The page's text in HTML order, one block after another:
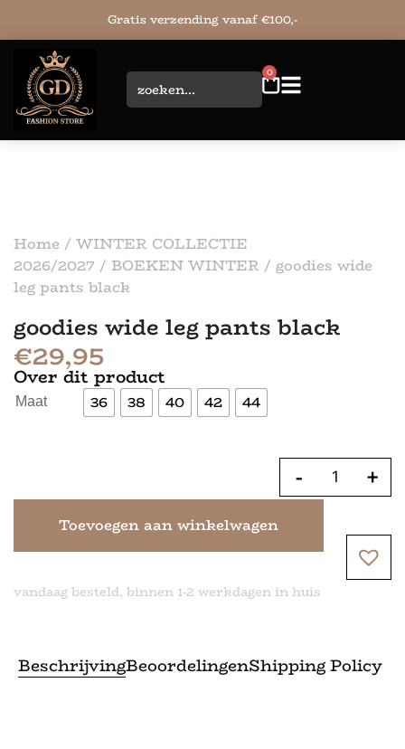
Gratis verzending vanaf €100,-
0
Home / WINTER COLLECTIE
2026/2027 / BOEKEN WINTER / goodies wide
leg pants black
goodies wide leg pants black
€29,95
Over dit product
Maat 36 38 40 42 44
- +
Toevoegen aan winkelwagen
vandaag besteld, binnen 1-2 werkdagen in huis
BeschrijvingBeoordelingenShipping Policy